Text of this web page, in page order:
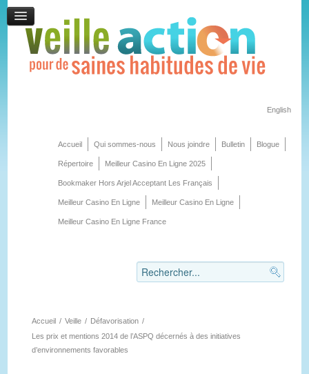
English
Accueil Qui sommes-nous Nous joindre Bulletin Blogue
Répertoire Meilleur Casino En Ligne 2025
Bookmaker Hors Arjel Acceptant Les Français
Meilleur Casino En Ligne Meilleur Casino En Ligne
Meilleur Casino En Ligne France
Accueil / Veille / Défavorisation /
Les prix et mentions 2014 de l’ASPQ décernés à des initiatives
d’environnements favorables